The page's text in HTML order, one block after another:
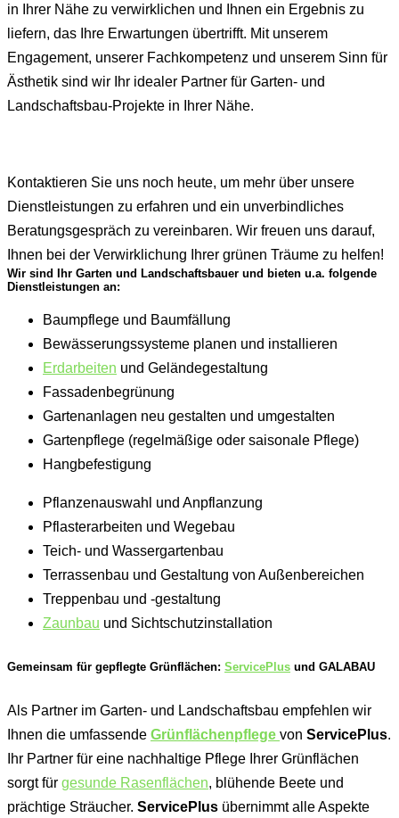
in Ihrer Nähe zu verwirklichen und Ihnen ein Ergebnis zu
liefern, das Ihre Erwartungen übertrifft. Mit unserem
Engagement, unserer Fachkompetenz und unserem Sinn für
Ästhetik sind wir Ihr idealer Partner für Garten- und
Landschaftsbau-Projekte in Ihrer Nähe.
Kontaktieren Sie uns noch heute, um mehr über unsere
Dienstleistungen zu erfahren und ein unverbindliches
Beratungsgespräch zu vereinbaren. Wir freuen uns darauf,
Ihnen bei der Verwirklichung Ihrer grünen Träume zu helfen!
Wir sind Ihr Garten und Landschaftsbauer und bieten u.a. folgende
Dienstleistungen an:
Baumpflege und Baumfällung
Bewässerungssysteme planen und installieren
Erdarbeiten und Geländegestaltung
Fassadenbegrünung
Gartenanlagen neu gestalten und umgestalten
Gartenpflege (regelmäßige oder saisonale Pflege)
Hangbefestigung
Pflanzenauswahl und Anpflanzung
Pflasterarbeiten und Wegebau
Teich- und Wassergartenbau
Terrassenbau und Gestaltung von Außenbereichen
Treppenbau und -gestaltung
Zaunbau und Sichtschutzinstallation
Gemeinsam für gepflegte Grünflächen: ServicePlus und GALABAU
Als Partner im Garten- und Landschaftsbau empfehlen wir
Ihnen die umfassende Grünflächenpflege von ServicePlus.
Ihr Partner für eine nachhaltige Pflege Ihrer Grünflächen
sorgt für gesunde Rasenflächen, blühende Beete und
prächtige Sträucher. ServicePlus übernimmt alle Aspekte